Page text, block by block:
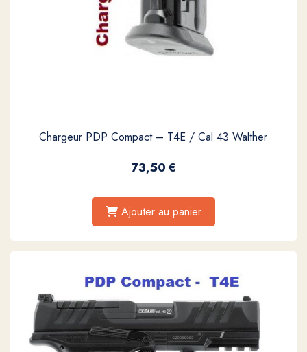
Chargeur PDP Compact – T4E / Cal 43 Walther
73,50€
Ajouter au panier